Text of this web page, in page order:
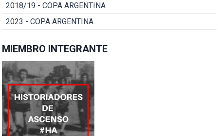
2018/19 - COPA ARGENTINA
2023 - COPA ARGENTINA
MIEMBRO INTEGRANTE